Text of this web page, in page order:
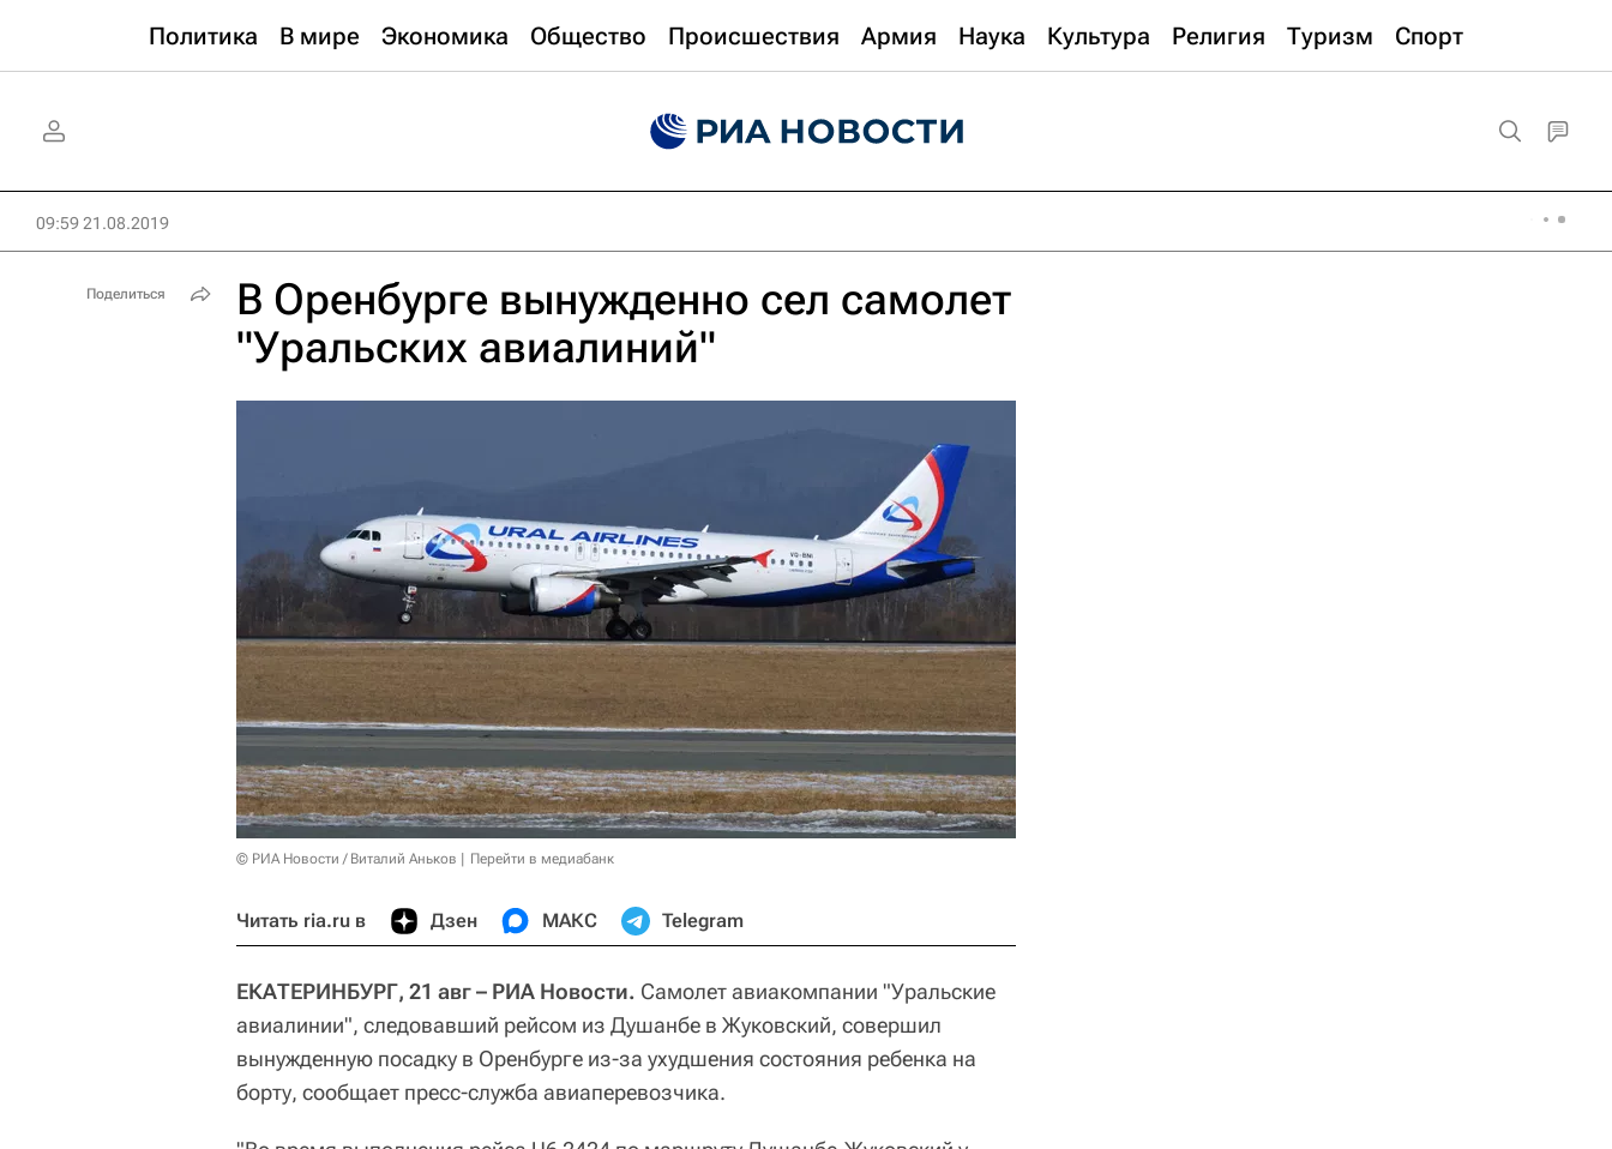
Политика В мире Экономика Общество Происшествия Армия Наука Культура Религия Туризм Спорт
09:59 21.08.2019
В Оренбурге вынужденно сел самолет
"Уральских авиалиний"
© РИА Новости / Виталий Аньков Перейти в медиабанк
Читать ria.ru в Дзен МАКС Telegram
ЕКАТЕРИНБУРГ, 21 авг – РИА Новости. Самолет авиакомпании "Уральские
авиалинии", следовавший рейсом из Душанбе в Жуковский, совершил
вынужденную посадку в Оренбурге из-за ухудшения состояния ребенка на
борту, сообщает пресс-служба авиаперевозчика.
Поделиться